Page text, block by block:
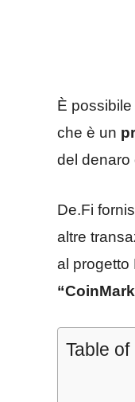
È
che è un
del denaro
De.Fi
altre
al progetto
Table